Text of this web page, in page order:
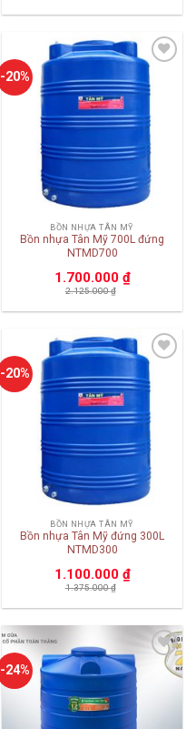
-20%
Add to
wishlist
BỒN NHỰA TÂN MỸ
Bồn nhựa Tân Mỹ 700L đứng
NTMD700
1.700.000 ₫
2.125.000₫
-20%
Add to
wishlist
BỒN NHỰA TÂN MỸ
Bồn nhựa Tân Mỹ đứng 300L
NTMD300
1.100.000 ₫
1.375.000₫
-24%
Add to
wishlist